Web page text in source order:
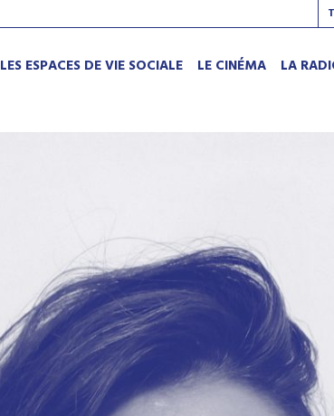
LES ESPACES DE VIE SOCIALE LE CINÉMA LA